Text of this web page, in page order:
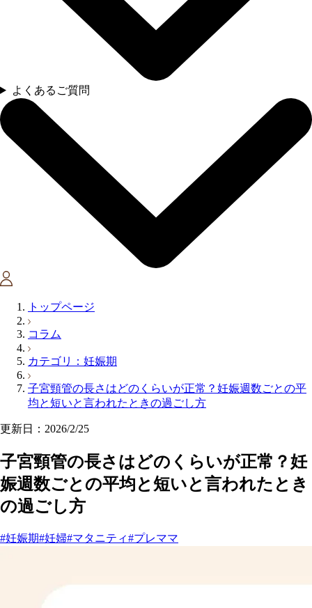
よくあるご質問
トップページ
コラム
カテゴリ：妊娠期
子宮頸管の長さはどのくらいが正常？妊娠週数ごとの平
均と短いと言われたときの過ごし方
更新日：2026/2/25
子宮頸管の長さはどのくらいが正常？妊
娠週数ごとの平均と短いと言われたとき
の過ごし方
#妊娠期#妊婦#マタニティ#プレママ